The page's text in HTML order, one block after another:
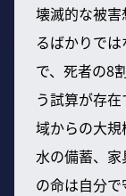
壊滅的な被
るばかりで
で、死者の8
う試算が存
域からの大
水の備蓄、
の命は自分